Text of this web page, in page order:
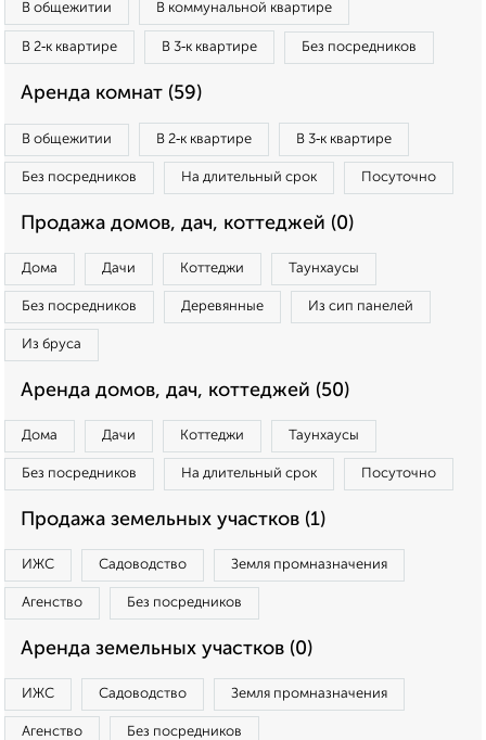
В общежитии В коммунальной квартире
В 2‑к квартире В 3‑к квартире Без посредников
Аренда комнат (59)
В общежитии В 2‑к квартире В 3‑к квартире
Без посредников На длительный срок Посуточно
Продажа домов, дач, коттеджей (0)
Дома Дачи Коттеджи Таунхаусы
Без посредников Деревянные Из сип панелей
Из бруса
Аренда домов, дач, коттеджей (50)
Дома Дачи Коттеджи Таунхаусы
Без посредников На длительный срок Посуточно
Продажа земельных участков (1)
ИЖС Садоводство Земля промназначения
Агенство Без посредников
Аренда земельных участков (0)
ИЖС Садоводство Земля промназначения
Агенство Без посредников